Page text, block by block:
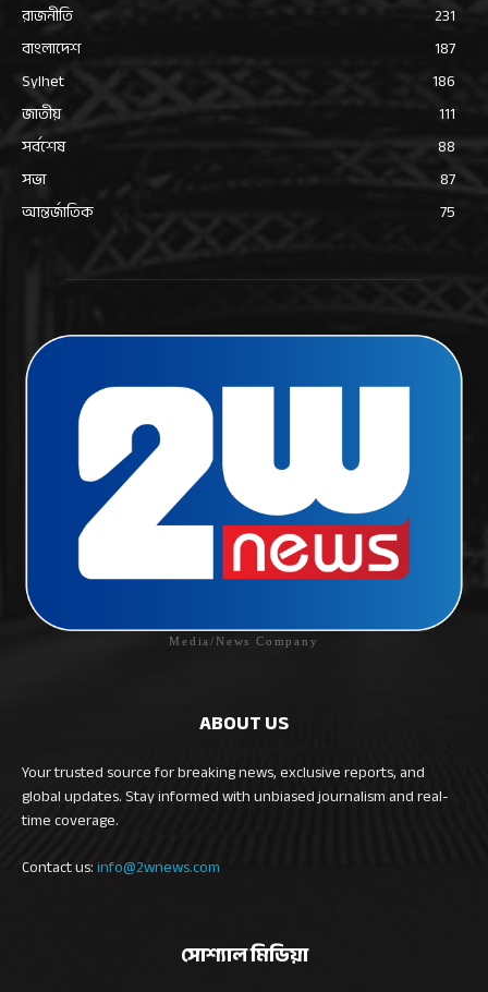
রাজনীতি
231
বাংলাদেশ
187
Sylhet
186
জাতীয়
111
সর্বশেষ
88
সভা
87
আন্তর্জাতিক
75
Media/News Company
ABOUT US
Your trusted source for breaking news, exclusive reports, and
global updates. Stay informed with unbiased journalism and real-
time coverage.
Contact us:info@2wnews.com
সোশ্যাল মিডিয়া